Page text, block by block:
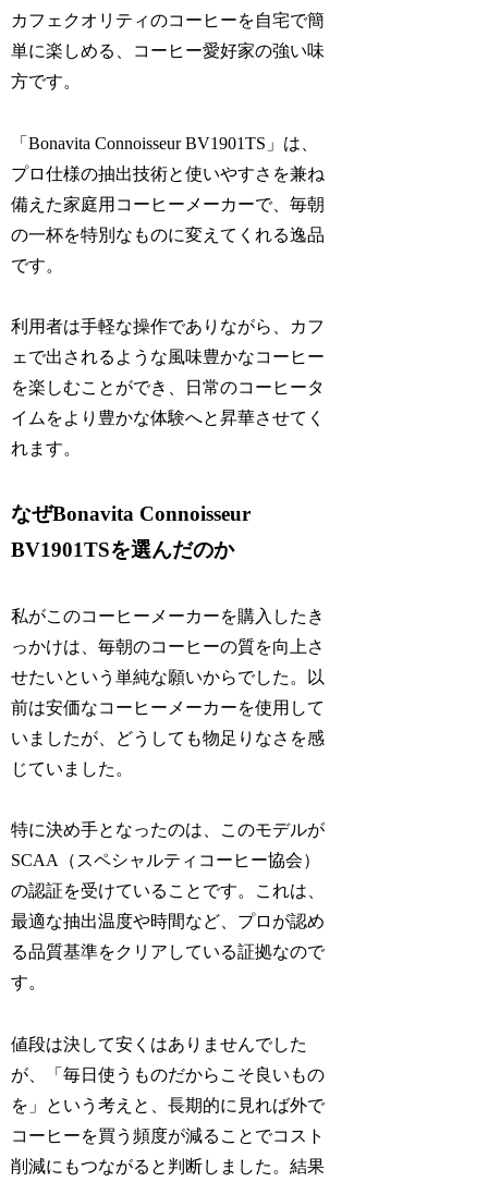
カフェクオリティのコーヒーを自宅で簡
単に楽しめる、コーヒー愛好家の強い味
方です。
「Bonavita Connoisseur BV1901TS」は、
プロ仕様の抽出技術と使いやすさを兼ね
備えた家庭用コーヒーメーカーで、毎朝
の一杯を特別なものに変えてくれる逸品
です。
利用者は手軽な操作でありながら、カフ
ェで出されるような風味豊かなコーヒー
を楽しむことができ、日常のコーヒータ
イムをより豊かな体験へと昇華させてく
れます。
なぜBonavita Connoisseur
BV1901TSを選んだのか
私がこのコーヒーメーカーを購入したき
っかけは、毎朝のコーヒーの質を向上さ
せたいという単純な願いからでした。以
前は安価なコーヒーメーカーを使用して
いましたが、どうしても物足りなさを感
じていました。
特に決め手となったのは、このモデルが
SCAA（スペシャルティコーヒー協会）
の認証を受けていることです。これは、
最適な抽出温度や時間など、プロが認め
る品質基準をクリアしている証拠なので
す。
値段は決して安くはありませんでした
が、「毎日使うものだからこそ良いもの
を」という考えと、長期的に見れば外で
コーヒーを買う頻度が減ることでコスト
削減にもつながると判断しました。結果